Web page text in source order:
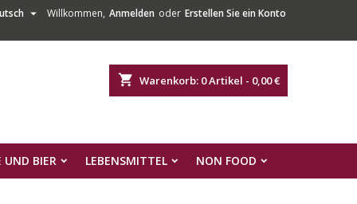
Willkommen, Anmelden oder Erstellen Sie ein Konto

shopping_cart Warenkorb: 0Artikel - 0,00 €
UND BIER LEBENSMITTEL NON FOOD